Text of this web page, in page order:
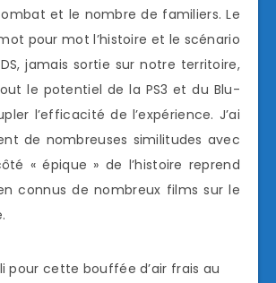
et le nombre de familiers. Le
pour mot l’histoire et le scénario
jamais sortie sur notre territoire,
le potentiel de la PS3 et du Blu-
l’efficacité de l’expérience. J’ai
de nombreuses similitudes avec
« épique » de l’histoire reprend
connus de nombreux films sur le
pour cette bouffée d’air frais au